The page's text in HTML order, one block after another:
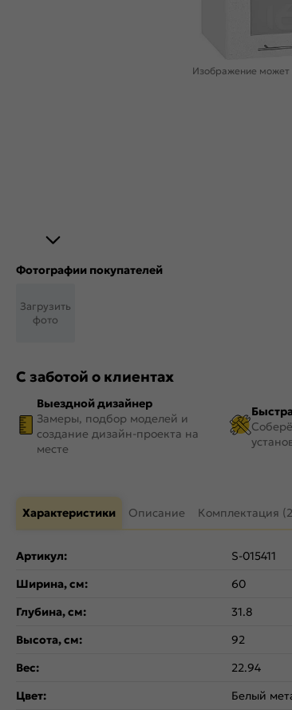
Изображение может
Фотографии покупателей
Загрузить
фото
С заботой о клиентах
Выездной дизайнер
Замеры, подбор моделей и
создание дизайн-проекта на
месте
Характеристики Описание Комплектация
Артикул:
S-015411
Ширина, см:
60
Глубина, см:
31.8
Высота, см:
92
Вес:
22.94
Цвет:
Белый